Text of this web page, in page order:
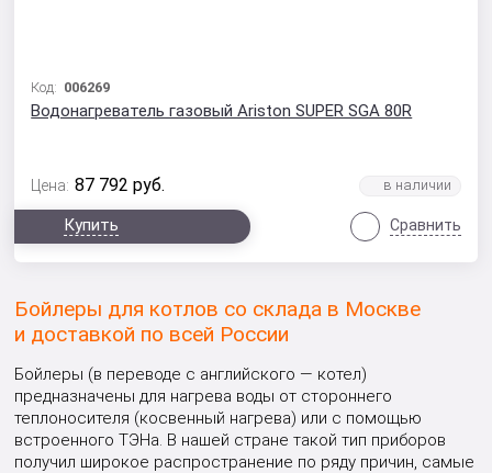
Код: 006269
Водонагреватель газовый Ariston SUPER SGA 80R
Цена: 87 792 руб.
Купить Сравнить
Бойлеры для котлов со склада в Москве
и доставкой по всей России
Бойлеры (в переводе с английского — котел)
предназначены для нагрева воды от стороннего
теплоносителя (косвенный нагрева) или с помощью
встроенного ТЭНа. В нашей стране такой тип приборов
получил широкое распространение по ряду причин, самые